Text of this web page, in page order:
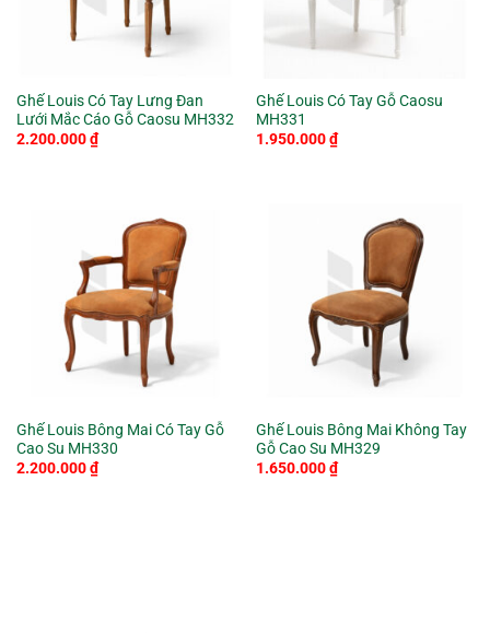
Ghế Louis Có Tay Lưng Đan
Lưới Mắc Cáo Gỗ Caosu MH332
2.200.000₫
Ghế Louis Có Tay Gỗ Caosu
MH331
1.950.000₫
Ghế Louis Bông Mai Có Tay Gỗ
Cao Su MH330
2.200.000₫
Ghế Louis Bông Mai Không Tay
Gỗ Cao Su MH329
1.650.000₫